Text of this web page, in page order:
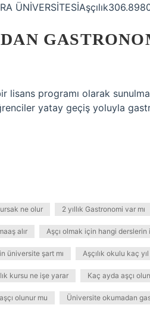
lisans programı olarak
yatay geçiş yoluyla
ne olur 2 yıllık Gastronomi var mı
alır Aşçı olmak için hangi derslerin
üniversite şart mı Aşçılık okulu kaç yıl
kursu ne işe yarar Kaç ayda aşçı
olunur mu Üniversite okumadan